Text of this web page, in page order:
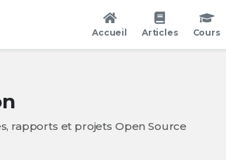
Accueil Articles Cours
rapports et projets Open Source